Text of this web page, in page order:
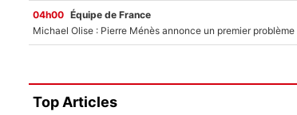
04h00 Équipe de France
Top Articles